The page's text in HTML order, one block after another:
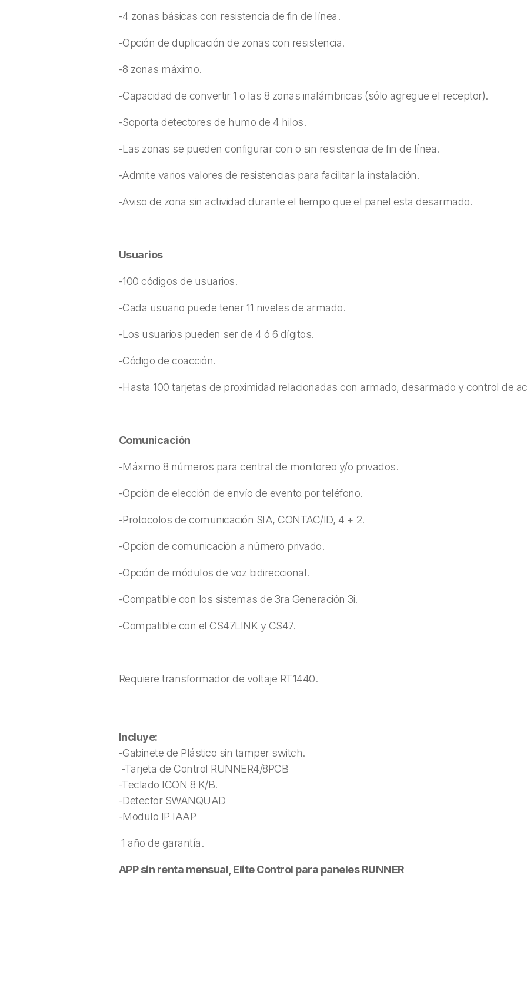
-4 zonas básicas con resistencia de fin de línea.
-Opción de duplicación de zonas con resistencia.
-8 zonas máximo.
-Capacidad de convertir 1 o las 8 zonas inalámbricas (sólo agregue el receptor).
-Soporta detectores de humo de 4 hilos.
-Las zonas se pueden configurar con o sin resistencia de fin de línea.
-Admite varios valores de resistencias para facilitar la instalación.
-Aviso de zona sin actividad durante el tiempo que el panel esta desarmado.
Usuarios
-100 códigos de usuarios.
-Cada usuario puede tener 11 niveles de armado.
-Los usuarios pueden ser de 4 ó 6 dígitos.
-Código de coacción.
-Hasta 100 tarjetas de proximidad relacionadas con armado, desarmado y control de
Comunicación
-Máximo 8 números para central de monitoreo y/o privados.
-Opción de elección de envío de evento por teléfono.
-Protocolos de comunicación SIA, CONTAC/ID, 4 + 2.
-Opción de comunicación a número privado.
-Opción de módulos de voz bidireccional.
-Compatible con los sistemas de 3ra Generación 3i.
-Compatible con el CS47LINK y CS47.
Requiere transformador de voltaje RT1440.
Incluye:
-Gabinete de Plástico sin tamper switch.
-Tarjeta de Control RUNNER4/8PCB
-Teclado ICON 8 K/B.
-Detector SWANQUAD
-Modulo IP IAAP
1 año de garantía.
APP sin renta mensual, Elite Control para paneles RUNNER